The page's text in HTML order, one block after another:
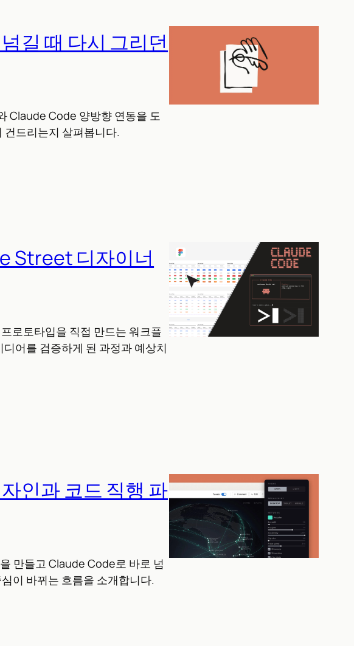
길 때 다시 그리던
Claude Code 양방향 연동을 도
건드리는지 살펴봅니다.
Street 디자이너
로토타입을 직접 만드는 워크플
어를 검증하게 된 과정과 예상치
인과 코드 직행 파
만들고 Claude Code로 바로 넘
이 바뀌는 흐름을 소개합니다.